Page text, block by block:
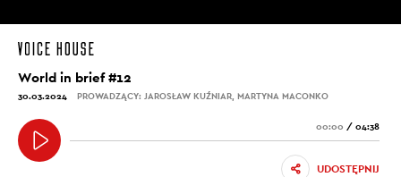
World in brief #12
30.03.2024 PROWADZĄCY: JAROSŁAW KUŹNIAR, MARTYNA MACONKO
00:00 / 04:38
UDOSTĘPNIJ